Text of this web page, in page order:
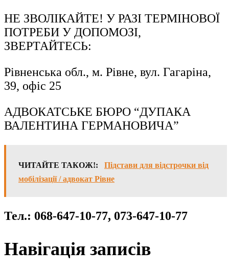
НЕ ЗВОЛІКАЙТЕ! У РАЗІ ТЕРМІНОВОЇ
ПОТРЕБИ У ДОПОМОЗІ,
ЗВЕРТАЙТЕСЬ:
Рівненська обл., м. Рівне, вул. Гагаріна,
39, офіс 25
АДВОКАТСЬКЕ БЮРО “ДУПАКА
ВАЛЕНТИНА ГЕРМАНОВИЧА”
ЧИТАЙТЕ ТАКОЖ!:
Підстави для відстрочки від
мобілізації / адвокат Рівне
Тел.: 068-647-10-77, 073-647-10-77
Навігація записів